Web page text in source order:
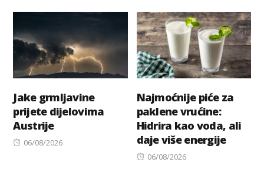
Jake grmljavine
prijete dijelovima
Austrije
Posted
06/08/2026
Najmoćnije piće za
paklene vrućine:
Hidrira kao voda, ali
daje više energije
Posted
06/08/2026